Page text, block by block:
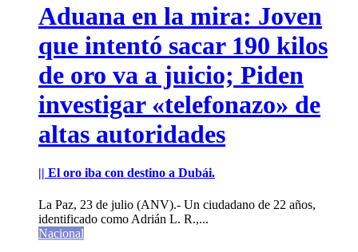
Aduana en la mira: Joven
que intentó sacar 190 kilos
de oro va a juicio; Piden
investigar «telefonazo» de
altas autoridades
|| El oro iba con destino a Dubái.
La Paz, 23 de julio (ANV).- Un ciudadano de 22 años,
identificado como Adrián L. R.,...
Nacional